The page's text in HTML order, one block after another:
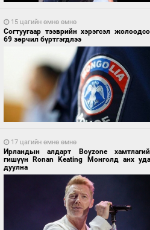
15 цагийн өмнө өмнө
Согтуугаар тээврийн хэрэгсэл
69 зөрчил бүртгэгдлээ
17 цагийн өмнө өмнө
Ирландын алдарт Boyzone
гишүүн Ronan Keating Монголд анх
дуулна